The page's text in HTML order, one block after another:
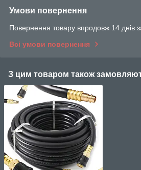
Умови повернення
Повернення товару впродовж 14 днів
Всі умови повернення
З цим товаром також